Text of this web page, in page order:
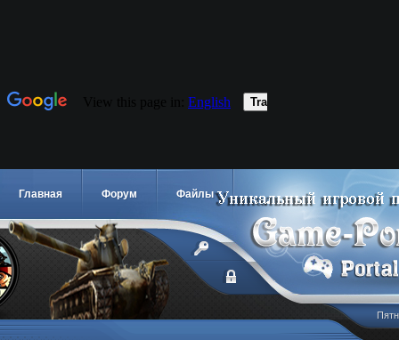
Главная Форум Файлы